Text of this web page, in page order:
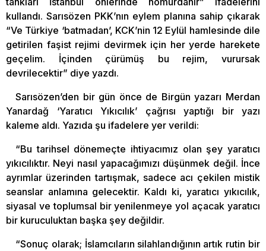
kullandı. Sarısözen PKK’nın eylem planına sahip çıkarak
“Ve Türkiye ‘batmadan’, KCK’nin 12 Eylül hamlesinde dile
getirilen faşist rejimi devirmek için her yerde harekete
geçelim. İçinden çürümüş bu rejim, vurursak
devrilecektir” diye yazdı.
Sarısözen’den bir gün önce de Birgün yazarı Merdan
Yanardağ ‘Yaratıcı Yıkıcılık’ çağrısı yaptığı bir yazı
kaleme aldı. Yazıda şu ifadelere yer verildi:
“Bu tarihsel dönemeçte ihtiyacımız olan şey yaratıcı
yıkıcılıktır. Neyi nasıl yapacağımızı düşünmek değil. İnce
ayrımlar üzerinden tartışmak, sadece acı çekilen mistik
seanslar anlamına gelecektir. Kaldı ki, yaratıcı yıkıcılık,
siyasal ve toplumsal bir yenilenmeye yol açacak yaratıcı
bir kuruculuktan başka şey değildir.
“Sonuç olarak; İslamcıların silahlandığının artık rutin bir